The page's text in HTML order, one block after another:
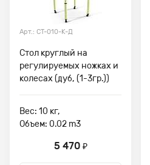
Арт.: СТ-010-К-Д
Стол круглый на
регулируемых ножках и
колесах (дуб, (1-3гр.))
Вес: 10 кг,
Объем: 0.02 m3
5 470 ₽